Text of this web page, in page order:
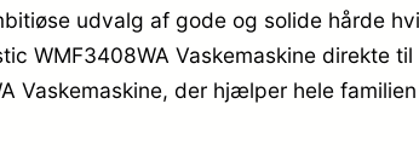
udvalg af gode og solide hårde
WMF3408WA Vaskemaskine direkte
Vaskemaskine, der hjælper hele